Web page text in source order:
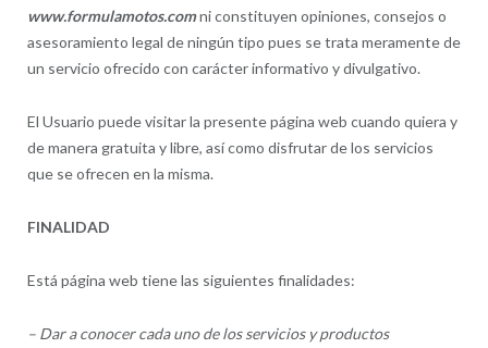
www.formulamotos.comni constituyen opiniones, consejos o
asesoramiento legal de ningún tipo pues se trata meramente de
un servicio ofrecido con carácter informativo y divulgativo.
El Usuario puede visitar la presente página web cuando quiera y
de manera gratuita y libre, así como disfrutar de los servicios
que se ofrecen en la misma.
FINALIDAD
Está página web tiene las siguientes finalidades:
– Dar a conocer cada uno de los servicios y productos